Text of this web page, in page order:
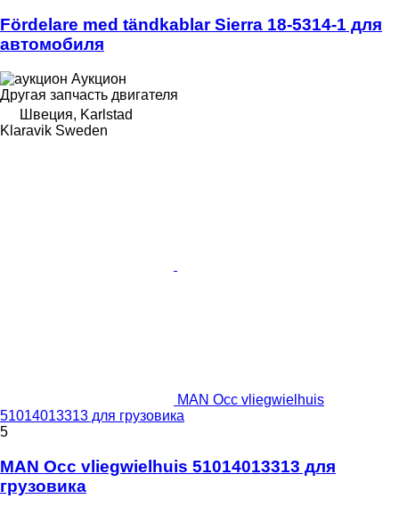
Fördelare med tändkablar Sierra 18-5314-1 для
автомобиля
Аукцион
Другая запчасть двигателя
Швеция, Karlstad
Klaravik Sweden
MAN Occ vliegwielhuis
51014013313 для грузовика
5
MAN Occ vliegwielhuis 51014013313 для
грузовика